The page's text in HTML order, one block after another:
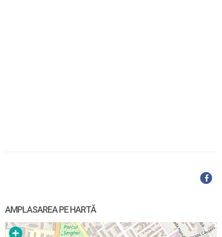
AMPLASAREA PE HARTĂ